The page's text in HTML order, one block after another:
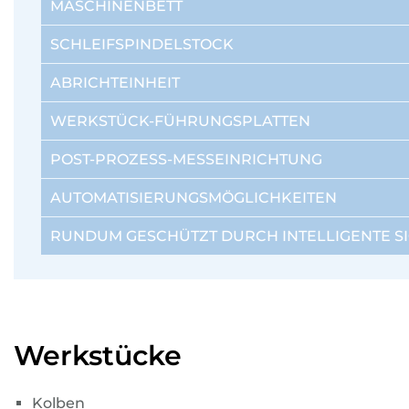
MASCHINENBETT
SCHLEIFSPINDELSTOCK
ABRICHTEINHEIT
WERKSTÜCK-FÜHRUNGSPLATTEN
POST-PROZESS-MESSEINRICHTUNG
AUTOMATISIERUNGSMÖGLICHKEITEN
RUNDUM GESCHÜTZT DURCH INTELLIGENTE
Werkstücke
Kolben